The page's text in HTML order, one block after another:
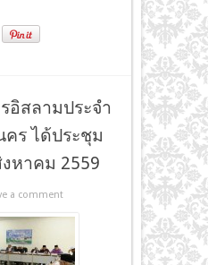
อิสลามประจำ
คร ได้ประชุม
หาคม 2559
a comment